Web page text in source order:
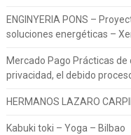
ENGINYERIA PONS –
soluciones energéticas –
Mercado Pago Prácticas
privacidad, el debido
HERMANOS LAZARO
Kabuki toki – Yoga – Bilbao